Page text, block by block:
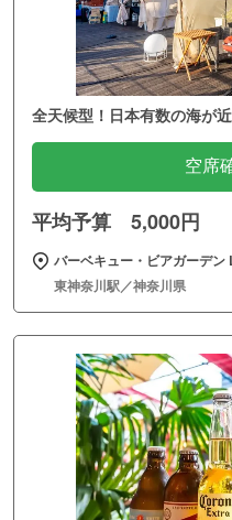
全天候型！日本有数の海が
空席
平均予算 5,000円
バーベキュー・ビアガーデ
東神奈川駅／神奈川県